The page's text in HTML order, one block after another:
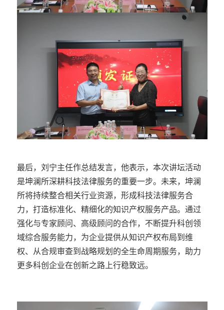
最后，刘宁主任作总结发言，他表示，本次讲坛活动
是坤澜所深耕科技法律服务的重要一步。未来，坤澜
所将持续整合相关行业资源，形成科技法律服务合
力，打造标准化、精细化的知识产权服务产品。通过
强化与专家顾问、高级顾问的合作，不断提升科创领
域综合服务能力，为企业提供从知识产权布局到维
权、从合规审查到战略规划的全生命周期服务，助力
更多科创企业在创新之路上行稳致远。